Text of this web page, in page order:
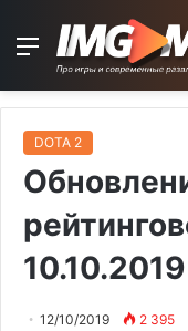
Menu
DOTA 2
10.10.2019
12/10/2019 2 395